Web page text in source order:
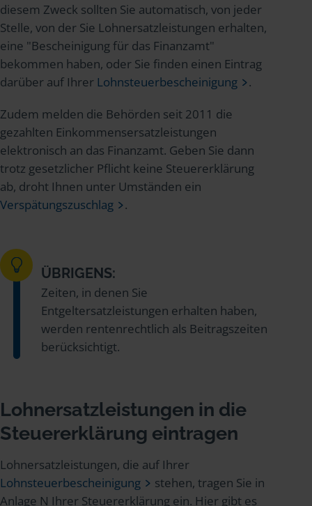
diesem Zweck sollten Sie automatisch, von jeder
Stelle, von der Sie Lohnersatzleistungen erhalten,
eine "Bescheinigung für das Finanzamt"
bekommen haben, oder Sie finden einen Eintrag
darüber auf Ihrer Lohnsteuerbescheinigung
.
Zudem melden die Behörden seit 2011 die
gezahlten Einkommensersatzleistungen
elektronisch an das Finanzamt. Geben Sie dann
trotz gesetzlicher Pflicht keine Steuererklärung
ab, droht Ihnen unter Umständen ein
Verspätungszuschlag
.
ÜBRIGENS:
Zeiten, in denen Sie
Entgeltersatzleistungen erhalten haben,
werden rentenrechtlich als Beitragszeiten
berücksichtigt.
Lohnersatzleistungen in die
Steuererklärung eintragen
Lohnersatzleistungen, die auf Ihrer
Lohnsteuerbescheinigung
stehen, tragen Sie in
Anlage N Ihrer Steuererklärung ein. Hier gibt es